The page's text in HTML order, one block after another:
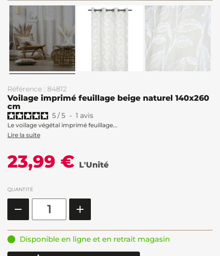
Référence : 84812
Voilage imprimé feuillage beige naturel 140x260
cm
5/5 - 1 avis
Le voilage végétal imprimé feuillage...
Lire la suite
23,99 € L'Unité
QUANTITÉ
Disponible en ligne et en retrait magasin